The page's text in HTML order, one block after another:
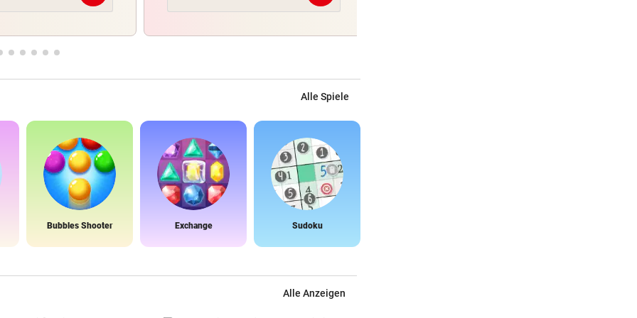
Alle Spiele
Bubbles Shooter Exchange Sudoku
Alle Anzeigen